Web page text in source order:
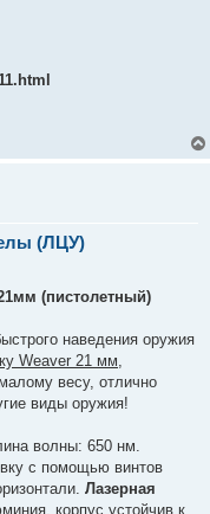
(ЛЦУ)
(пистолетный)
наведения оружия
Weaver 21 мм
весу, отлично
виды оружия!
волны: 650 нм.
с помощью винтов
Лазерная
корпус устойчив к